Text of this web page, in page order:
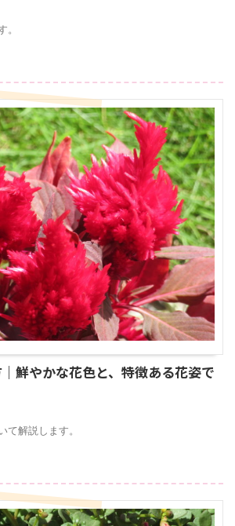
。
鮮やかな花色と、特徴ある花姿で
て解説します。